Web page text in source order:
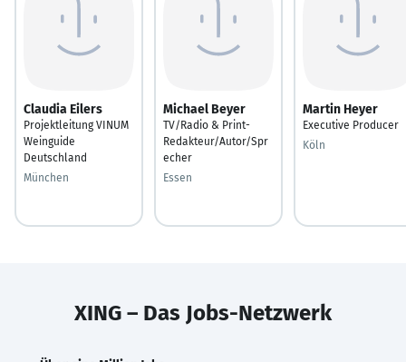
Claudia Eilers
Projektleitung VINUM
Weinguide
Deutschland
München
Michael Beyer
TV/Radio & Print-
Redakteur/Autor/Spr
echer
Essen
Martin Heyer
Executive Producer
Köln
XING – Das Jobs-Netzwerk